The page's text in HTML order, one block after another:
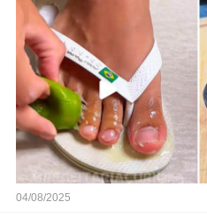
04/08/2025